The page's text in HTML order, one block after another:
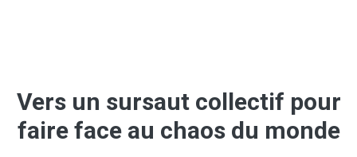
Vers un sursaut collectif pour
faire face au chaos du monde